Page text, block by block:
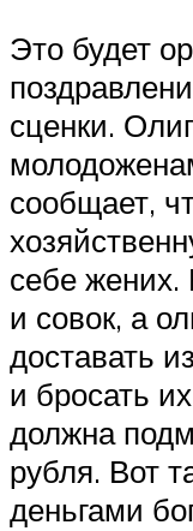
Это будет
сценки.
сообщает,
себе жених.
и совок, а
доставать
и бросать
должна
рубля. Вот
деньгами